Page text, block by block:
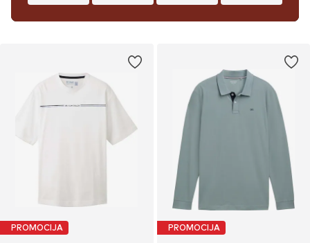
PROMOCIJA PROMOCIJA